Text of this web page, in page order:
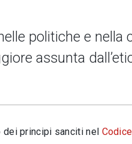
politiche e nella
assunta
principi sanciti nel